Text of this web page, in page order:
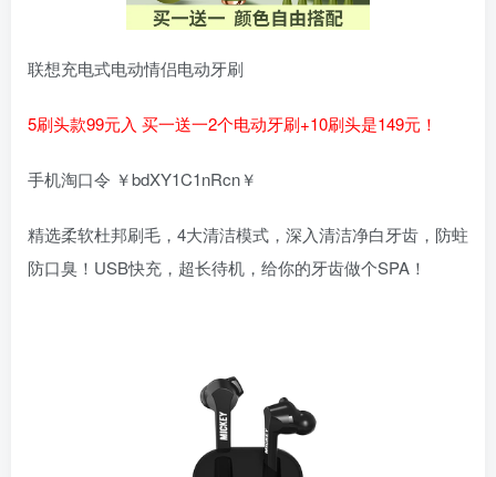
联想充电式电动情侣电动牙刷
5刷头款99元入 买一送一2个电动牙刷+10刷头是149元！
手机淘口令 ￥bdXY1C1nRcn￥
精选柔软杜邦刷毛，4大清洁模式，深入清洁净白牙齿，防蛀
防口臭！USB快充，超长待机，给你的牙齿做个SPA！